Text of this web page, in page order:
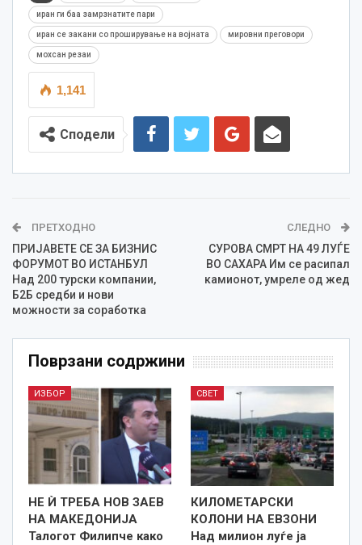
иран ги баа замрзнатите пари
иран се закани со проширување на војната мировни преговори
мохсан резаи
1,141
Сподели
ПРЕТХОДНО
ПРИЈАВЕТЕ СЕ ЗА БИЗНИС
ФОРУМОТ ВО ИСТАНБУЛ
Над 200 турски компании,
Б2Б средби и нови
можности за соработка
СЛЕДНО
СУРОВА СМРТ НА 49 ЛУЃЕ
ВО САХАРА Им се расипал
камионот, умреле од жед
Поврзани содржини
ИЗБОР
НЕ Ѝ ТРЕБА НОВ ЗАЕВ
НА МАКЕДОНИЈА
Талогот Филипче како
СВЕТ
КИЛОМЕТАРСКИ
КОЛОНИ НА ЕВЗОНИ
Над милион луѓе ја